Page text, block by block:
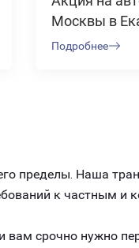
Москвы в
Подробнее
пределы. Наша
к частным и
вам срочно нужно